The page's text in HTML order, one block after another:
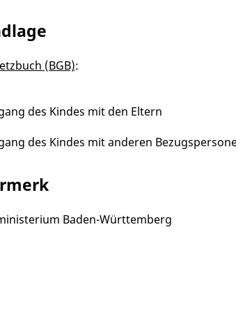
(BGB):
des Kindes mit den Eltern
des Kindes mit anderen
Baden-Württemberg